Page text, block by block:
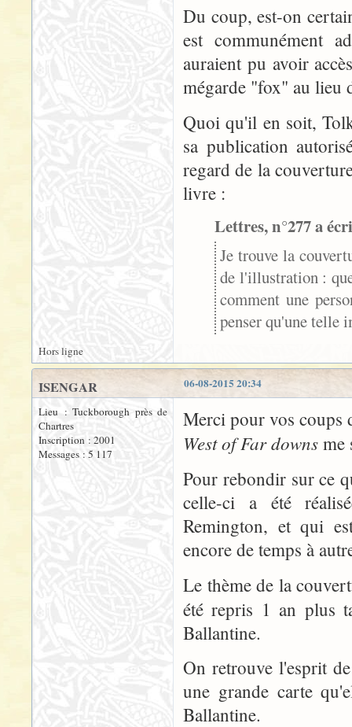
Du coup, est-on
est communément
auraient pu avoir
mégarde "fox" au lieu
Quoi qu'il en soit,
sa publication
regard de la
livre :
Lettres, n°277 a
Je trouve la
de l'illustration :
comment une
penser qu'une telle
Hors ligne
06-08-2015 20:34
ISENGAR
Lieu : Tuckborough près de
Chartres
Inscription : 2001
Messages : 5 117
Merci pour vos coups
West of Far downs me
Pour rebondir sur ce
celle-ci a été
Remington, et qui
encore de temps à
Le thème de la
été repris 1 an plus
Ballantine.
On retrouve l'esprit
une grande carte
Ballantine.